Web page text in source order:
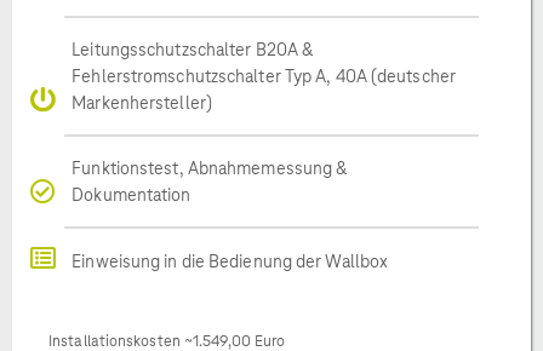
Leitungsschutzschalter B20A &
Fehlerstromschutzschalter Typ A, 40A (deutscher
Markenhersteller)
Funktionstest, Abnahmemessung &
Dokumentation
Einweisung in die Bedienung der Wallbox
Installationskosten ~1.549,00 Euro